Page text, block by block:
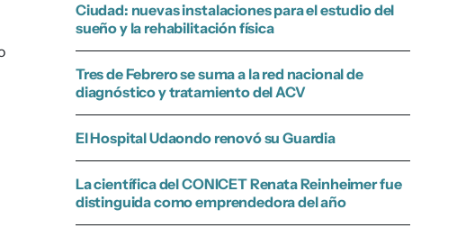
Ciudad: nuevas instalaciones para el estudio del
sueño y la rehabilitación física
Tres de Febrero se suma a la red nacional de
diagnóstico y tratamiento del ACV
El Hospital Udaondo renovó su Guardia
La científica del CONICET Renata Reinheimer fue
distinguida como emprendedora del año